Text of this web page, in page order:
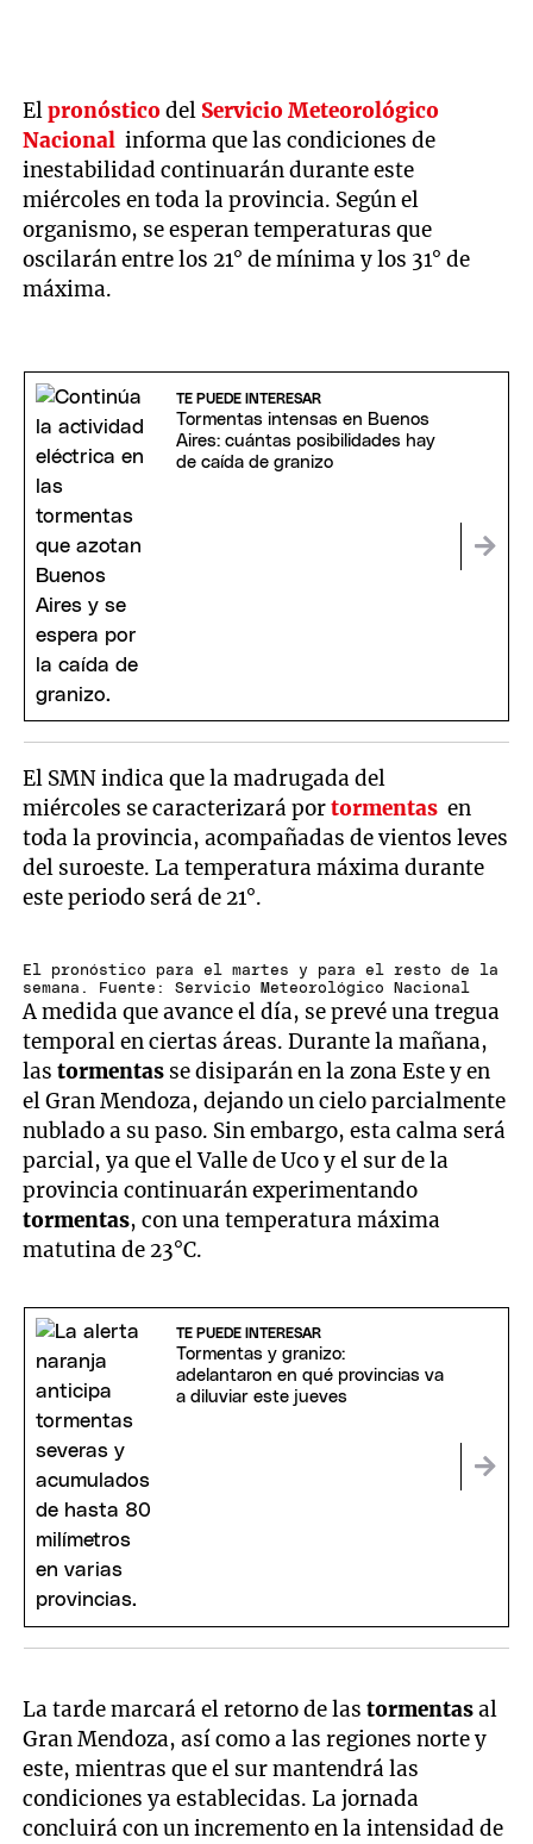
Elpronósticodel Servicio Meteorológico
Nacional informa que las condiciones de
inestabilidad continuarán durante este
miércoles en toda la provincia. Según el
organismo, se esperan temperaturas que
oscilarán entre los 21° de mínima y los 31° de
máxima.
TE PUEDE INTERESAR
Tormentas intensas en Buenos
Aires: cuántas posibilidades hay
de caída de granizo
El SMN indica que la madrugada del
miércoles se caracterizará portormentas en
toda la provincia, acompañadas de vientos leves
del suroeste. La temperatura máxima durante
este periodo será de 21°.
El pronóstico para el martes y para el resto de la
semana. Fuente: Servicio Meteorológico Nacional
A medida que avance el día, se prevé una tregua
temporal en ciertas áreas. Durante la mañana,
lastormentas se disiparán en la zona Este y en
el Gran Mendoza, dejando un cielo parcialmente
nublado a su paso. Sin embargo, esta calma será
parcial, ya que el Valle de Uco y el sur de la
provincia continuarán experimentando
tormentas, con una temperatura máxima
matutina de 23°C.
TE PUEDE INTERESAR
Tormentas y granizo:
adelantaron en qué provincias va
a diluviar este jueves
La tarde marcará el retorno de lastormentasal
Gran Mendoza, así como a las regiones norte y
este, mientras que el sur mantendrá las
condiciones ya establecidas. La jornada
concluirá con un incremento en la intensidad de